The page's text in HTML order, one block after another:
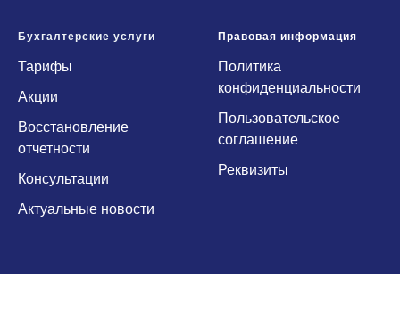
Бухгалтерские услуги
Тарифы
Акции
Восстановление
отчетности
Консультации
Актуальные новости
Правовая информация
Политика
конфиденциальности
Пользовательское
соглашение
Реквизиты